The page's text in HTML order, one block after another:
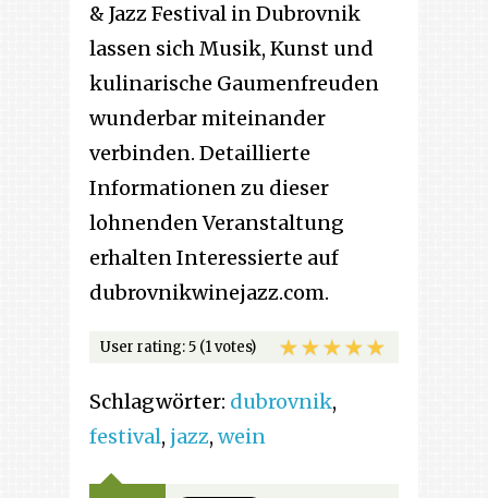
& Jazz Festival in Dubrovnik
lassen sich Musik, Kunst und
kulinarische Gaumenfreuden
wunderbar miteinander
verbinden. Detaillierte
Informationen zu dieser
lohnenden Veranstaltung
erhalten Interessierte auf
dubrovnikwinejazz.com.
User rating:5 (1 votes)
Schlagwörter: dubrovnik,
festival, jazz, wein